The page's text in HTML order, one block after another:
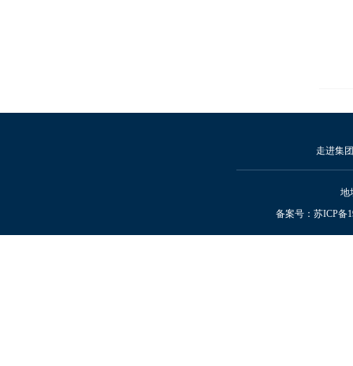
走进集团
地
备案号： 苏ICP备